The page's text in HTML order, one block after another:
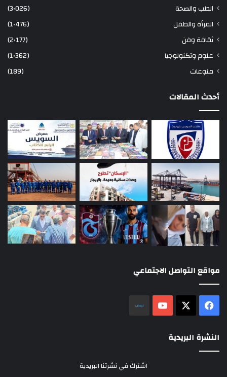
الطب والصحة
(3٬026)
المرأة والطفل
(1٬476)
ثقافة وفن
(2٬177)
علوم وتكنولوجيا
(1٬362)
منوعات
(189)
أحدث المقالات
مواقع التواصل الاجتماعي
فيسبوك ‫YouTube
النشرة البريدية
اشترك في نشرتنا البريدية